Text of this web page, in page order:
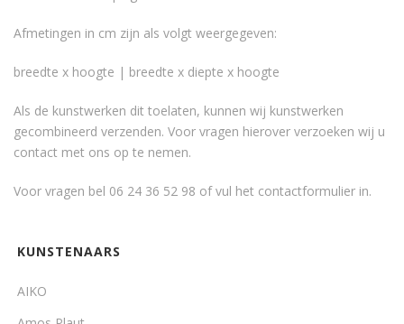
Afmetingen in cm zijn als volgt weergegeven:
breedte x hoogte | breedte x diepte x hoogte
Als de kunstwerken dit toelaten, kunnen wij kunstwerken
gecombineerd verzenden. Voor vragen hierover verzoeken wij u
contact met ons op te nemen.
Voor vragen bel 06 24 36 52 98 of vul het contactformulier in.
KUNSTENAARS
AIKO